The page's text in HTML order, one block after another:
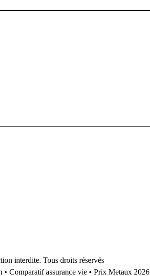
interdite. Tous droits réservés
• Comparatif assurance vie• Prix Metaux 2026